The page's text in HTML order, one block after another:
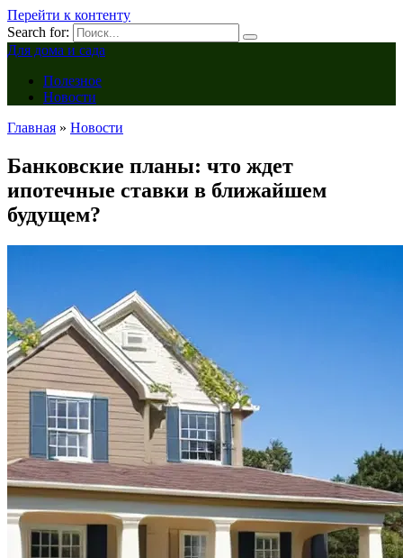
Перейти к контенту
Search for:
Для дома и сада
Полезное
Новости
Главная » Новости
Банковские планы: что ждет
ипотечные ставки в ближайшем
будущем?